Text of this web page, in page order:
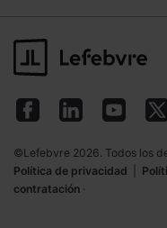
©Lefebvre 2026. Todos los
Política de privacidad
contratación ·